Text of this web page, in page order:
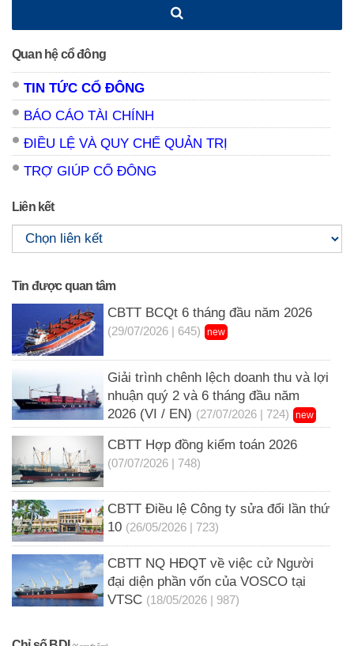
Quan hệ cổ đông
TIN TỨC CỔ ĐÔNG
BÁO CÁO TÀI CHÍNH
ĐIỀU LỆ VÀ QUY CHẾ QUẢN TRỊ
TRỢ GIÚP CỔ ĐÔNG
Liên kết
Tin được quan tâm
CBTT BCQt 6 tháng đầu năm 2026
(29/07/2026 | 645) new
Giải trình chênh lệch doanh thu và lợi
nhuận quý 2 và 6 tháng đầu năm
2026 (VI / EN) (27/07/2026 | 724) new
CBTT Hợp đồng kiểm toán 2026
(07/07/2026 | 748)
CBTT Điều lệ Công ty sửa đổi lần thứ
10 (26/05/2026 | 723)
CBTT NQ HĐQT về việc cử Người
đại diện phần vốn của VOSCO tại
VTSC (18/05/2026 | 987)